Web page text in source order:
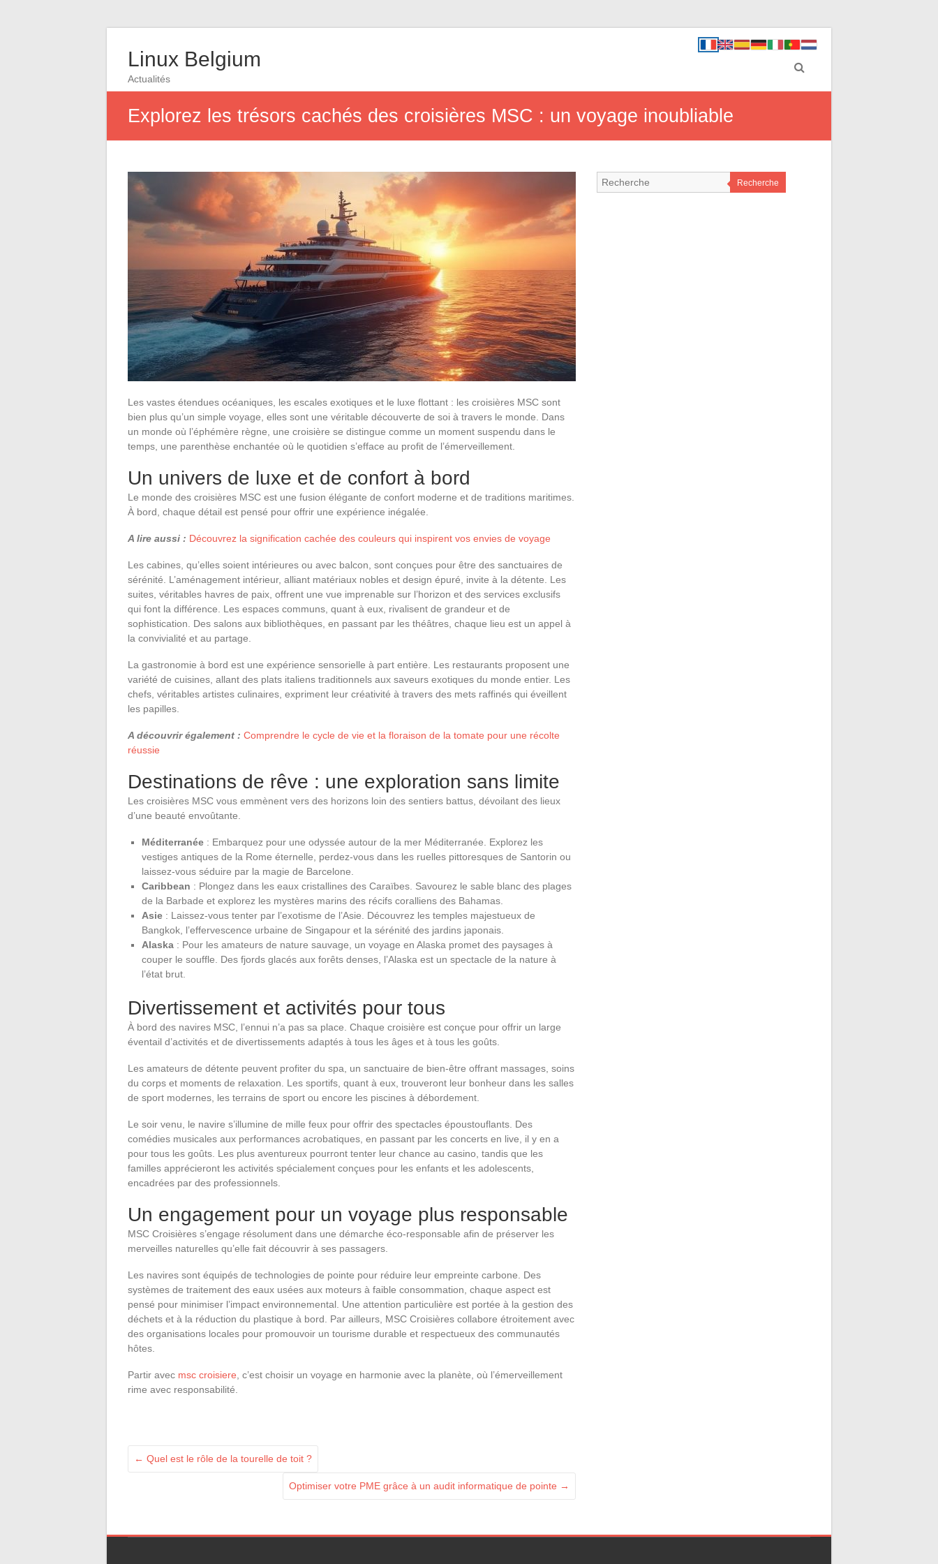
Linux Belgium
Actualités
Explorez les trésors cachés des croisières MSC : un voyage inoubliable
Les vastes étendues océaniques, les escales exotiques et le luxe flottant : les croisières MSC sont
bien plus qu’un simple voyage, elles sont une véritable découverte de soi à travers le monde. Dans
un monde où l’éphémère règne, une croisière se distingue comme un moment suspendu dans le
temps, une parenthèse enchantée où le quotidien s’efface au profit de l’émerveillement.
Un univers de luxe et de confort à bord
Le monde des croisières MSC est une fusion élégante de confort moderne et de traditions maritimes.
À bord, chaque détail est pensé pour offrir une expérience inégalée.
A lire aussi : Découvrez la signification cachée des couleurs qui inspirent vos envies de voyage
Les cabines, qu’elles soient intérieures ou avec balcon, sont conçues pour être des sanctuaires de
sérénité. L’aménagement intérieur, alliant matériaux nobles et design épuré, invite à la détente. Les
suites, véritables havres de paix, offrent une vue imprenable sur l’horizon et des services exclusifs
qui font la différence. Les espaces communs, quant à eux, rivalisent de grandeur et de
sophistication. Des salons aux bibliothèques, en passant par les théâtres, chaque lieu est un appel à
la convivialité et au partage.
La gastronomie à bord est une expérience sensorielle à part entière. Les restaurants proposent une
variété de cuisines, allant des plats italiens traditionnels aux saveurs exotiques du monde entier. Les
chefs, véritables artistes culinaires, expriment leur créativité à travers des mets raffinés qui éveillent
les papilles.
A découvrir également : Comprendre le cycle de vie et la floraison de la tomate pour une récolte
réussie
Destinations de rêve : une exploration sans limite
Les croisières MSC vous emmènent vers des horizons loin des sentiers battus, dévoilant des lieux
d’une beauté envoûtante.
Méditerranée : Embarquez pour une odyssée autour de la mer Méditerranée. Explorez les
vestiges antiques de la Rome éternelle, perdez-vous dans les ruelles pittoresques de Santorin ou
laissez-vous séduire par la magie de Barcelone.
Caribbean : Plongez dans les eaux cristallines des Caraïbes. Savourez le sable blanc des plages
de la Barbade et explorez les mystères marins des récifs coralliens des Bahamas.
Asie : Laissez-vous tenter par l’exotisme de l’Asie. Découvrez les temples majestueux de
Bangkok, l’effervescence urbaine de Singapour et la sérénité des jardins japonais.
Alaska : Pour les amateurs de nature sauvage, un voyage en Alaska promet des paysages à
couper le souffle. Des fjords glacés aux forêts denses, l’Alaska est un spectacle de la nature à
l’état brut.
Divertissement et activités pour tous
À bord des navires MSC, l’ennui n’a pas sa place. Chaque croisière est conçue pour offrir un large
éventail d’activités et de divertissements adaptés à tous les âges et à tous les goûts.
Les amateurs de détente peuvent profiter du spa, un sanctuaire de bien-être offrant massages, soins
du corps et moments de relaxation. Les sportifs, quant à eux, trouveront leur bonheur dans les salles
de sport modernes, les terrains de sport ou encore les piscines à débordement.
Le soir venu, le navire s’illumine de mille feux pour offrir des spectacles époustouflants. Des
comédies musicales aux performances acrobatiques, en passant par les concerts en live, il y en a
pour tous les goûts. Les plus aventureux pourront tenter leur chance au casino, tandis que les
familles apprécieront les activités spécialement conçues pour les enfants et les adolescents,
encadrées par des professionnels.
Un engagement pour un voyage plus responsable
MSC Croisières s’engage résolument dans une démarche éco-responsable afin de préserver les
merveilles naturelles qu’elle fait découvrir à ses passagers.
Les navires sont équipés de technologies de pointe pour réduire leur empreinte carbone. Des
systèmes de traitement des eaux usées aux moteurs à faible consommation, chaque aspect est
pensé pour minimiser l’impact environnemental. Une attention particulière est portée à la gestion des
déchets et à la réduction du plastique à bord. Par ailleurs, MSC Croisières collabore étroitement avec
des organisations locales pour promouvoir un tourisme durable et respectueux des communautés
hôtes.
Partir avec msc croisiere , c’est choisir un voyage en harmonie avec la planète, où l’émerveillement
rime avec responsabilité.
← Quel est le rôle de la tourelle de toit ?
Optimiser votre PME grâce à un audit informatique de pointe →
Recherche